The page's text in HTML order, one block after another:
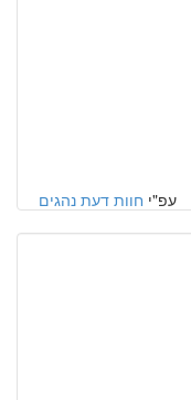
עפ"י חוות דעת נהגים